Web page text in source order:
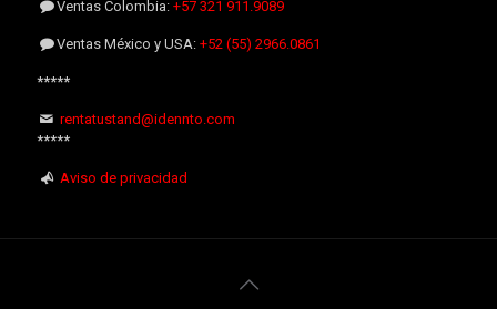
Ventas Colombia:+57 321 911.9089
Ventas México y USA:+52 (55) 2966.0861
*****
rentatustand@idennto.com
*****
Aviso de privacidad